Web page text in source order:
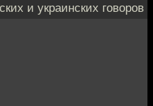
и украинских говоров